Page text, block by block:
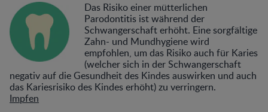
Das Risiko einer mütterlichen
Parodontitis ist während der
Schwangerschaft erhöht. Eine sorgfältige
Zahn- und Mundhygiene wird
empfohlen, um das Risiko auch für Karies
(welcher sich in der Schwangerschaft
negativ auf die Gesundheit des Kindes auswirken und auch
das Kariesrisiko des Kindes erhöht) zu verringern.
Impfen